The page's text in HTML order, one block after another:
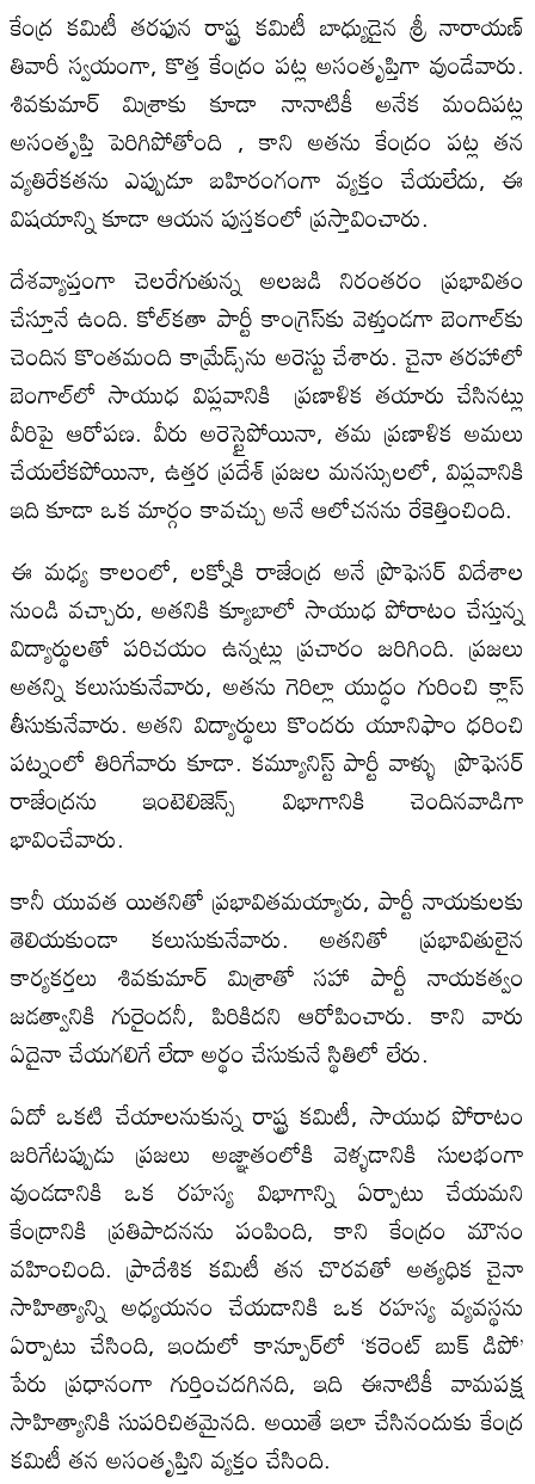
కేంద్ర కమిటీ తరఫున రాష్ట్ర కమిటీ బాధ్యుడైన శ్రీ నారాయణ్
తివారీ స్వయంగా, కొత్త కేంద్రం పట్ల అసంతృప్తిగా వుండేవారు.
శివకుమార్ మిశ్రాకు కూడా నానాటికీ అనేక మందిపట్ల
అసంతృప్తి పెరిగిపోతోంది , కాని అతను కేంద్రం పట్ల తన
వ్యతిరేకతను ఎప్పుడూ బహిరంగంగా వ్యక్తం చేయలేదు, ఈ
విషయాన్ని కూడా ఆయన పుస్తకంలో ప్రస్తావించారు.
దేశవ్యాప్తంగా చెలరేగుతున్న అలజడి నిరంతరం ప్రభావితం
చేస్తూనే ఉంది. కోల్‌కతా పార్టీ కాంగ్రెస్‌కు వెళ్తుండగా బెంగాల్‌కు
చెందిన కొంతమంది కామ్రేడ్స్‌ను అరెస్టు చేశారు. చైనా తరహాలో
బెంగాల్‌లో సాయుధ విప్లవానికి ప్రణాళిక తయారు చేసినట్లు
వీరిపై ఆరోపణ. వీరు అరెస్టైపోయినా, తమ ప్రణాళిక అమలు
చేయలేకపోయినా, ఉత్తర ప్రదేశ్ ప్రజల మనస్సులలో, విప్లవానికి
ఇది కూడా ఒక మార్గం కావచ్చు అనే ఆలోచనను రేకెత్తించింది.
ఈ మధ్య కాలంలో, లక్నోకి రాజేంద్ర అనే ప్రొఫెసర్ విదేశాల
నుండి వచ్చారు, అతనికి క్యూబాలో సాయుధ పోరాటం చేస్తున్న
విద్యార్థులతో పరిచయం ఉన్నట్లు ప్రచారం జరిగింది. ప్రజలు
అతన్ని కలుసుకునేవారు, అతను గెరిల్లా యుద్ధం గురించి క్లాస్
తీసుకునేవారు. అతని విద్యార్థులు కొందరు యూనిఫాం ధరించి
పట్నంలో తిరిగేవారు కూడా. కమ్యూనిస్ట్ పార్టీ వాళ్ళు ప్రొఫెసర్
రాజేంద్రను ఇంటెలిజెన్స్ విభాగానికి చెందినవాడిగా
భావించేవారు.
కానీ యువత యితనితో ప్రభావితమయ్యారు, పార్టీ నాయకులకు
తెలియకుండా కలుసుకునేవారు. అతనితో ప్రభావితులైన
కార్యకర్తలు శివకుమార్ మిశ్రాతో సహా పార్టీ నాయకత్వం
జడత్వానికి గురైందనీ, పిరికిదని ఆరోపించారు. కాని వారు
ఏదైనా చేయగలిగే లేదా అర్థం చేసుకునే స్థితిలో లేరు.
ఏదో ఒకటి చేయాలనుకున్న రాష్ట్ర కమిటీ, సాయుధ పోరాటం
జరిగేటప్పుడు ప్రజలు అజ్ఞాతంలోకి వెళ్ళడానికి సులభంగా
వుండడానికి ఒక రహస్య విభాగాన్ని ఏర్పాటు చేయమని
కేంద్రానికి ప్రతిపాదనను పంపింది, కాని కేంద్రం మౌనం
వహించింది. ప్రాదేశిక కమిటీ తన చొరవతో అత్యధిక చైనా
సాహిత్యాన్ని అధ్యయనం చేయడానికి ఒక రహస్య వ్యవస్థను
ఏర్పాటు చేసింది, ఇందులో కాన్పూర్‌లో ‘కరెంట్ బుక్ డిపో’
పేరు ప్రధానంగా గుర్తించదగినది, ఇది ఈనాటికీ వామపక్ష
సాహిత్యానికి సుపరిచితమైనది. అయితే ఇలా చేసినందుకు కేంద్ర
కమిటీ తన అసంతృప్తిని వ్యక్తం చేసింది.